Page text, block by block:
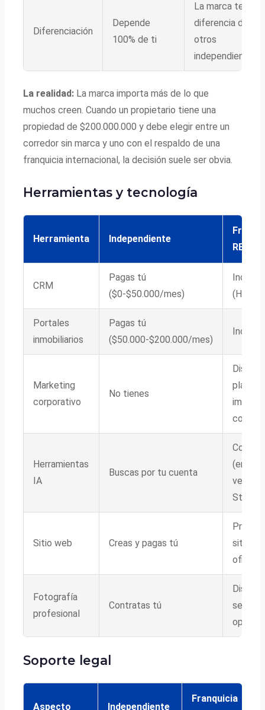
Diferenciación
Depende
100% de ti
La marca te
diferencia de
otros
independientes
La realidad: La marca importa más de lo que
muchos creen. Cuando un propietario tiene una
propiedad de $200.000.000 y debe elegir entre un
corredor sin marca y uno con el respaldo de una
franquicia internacional, la decisión suele ser obvia.
Herramientas y tecnología
Herramienta Independiente
REMAX
CRM
Pagas tú
($0-$50.000/mes)
Incluido
Portales
inmobiliarios
Pagas tú
($50.000-$200.000/mes)
Incluido
Marketing
corporativo
No tienes
imagen
Herramientas
IA
Buscas por tu cuenta
Coach
Staging
Sitio web Creas y pagas tú
sitio de
oficina
Fotografía
profesional
Contratas tú
según
Soporte legal
Aspecto Independiente
Franquicia